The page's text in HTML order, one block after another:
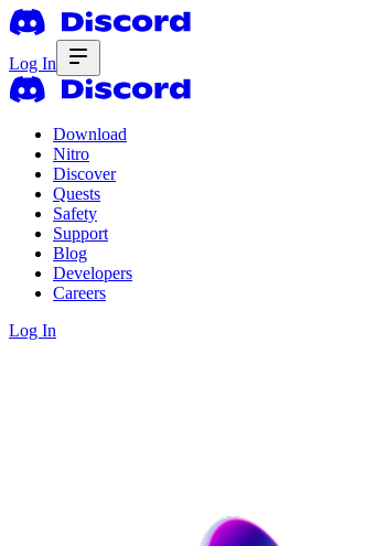
Log In
Download
Nitro
Discover
Quests
Safety
Support
Blog
Developers
Careers
Log In